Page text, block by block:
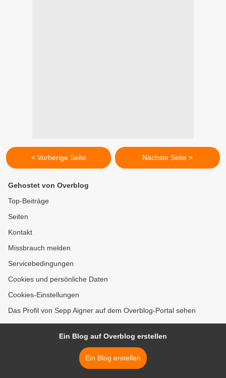
< Vorherige Seite Nächste Seite >
Gehostet von Overblog
Top-Beiträge
Seiten
Kontakt
Missbrauch melden
Servicebedingungen
Cookies und persönliche Daten
Cookies-Einstellungen
Das Profil von Sepp Aigner auf dem Overblog-Portal sehen
Ein Blog auf Overblog erstellen
Ein Blog erstellen